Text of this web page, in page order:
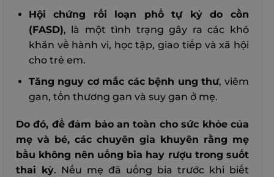
Hội chứng rối loạn phổ tự kỷ do cồn
(FASD), là một tình trạng gây ra các khó
khăn về hành vi, học tập, giao tiếp và xã hội
cho trẻ em.
Tăng nguy cơ mắc các bệnh ung thư, viêm
gan, tổn thương gan và suy gan ở mẹ.
Do đó, để đảm bảo an toàn cho sức khỏe của
mẹ và bé, các chuyên gia khuyên rằng mẹ
bầu không nên uống bia hay rượu trong suốt
thai kỳ. Nếu mẹ đã uống bia trước khi biết